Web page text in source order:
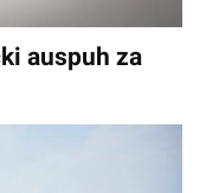
auspuh za